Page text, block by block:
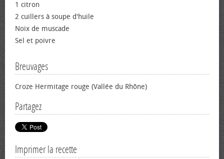
1 citron
2 cuillers à soupe d'huile
Noix de muscade
Sel et poivre
Breuvages
Croze Hermitage rouge (Vallée du Rhône)
Partagez
Imprimer la recette